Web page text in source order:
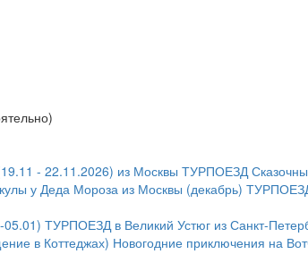
- 22.11.2026) из Москвы ТУРПОЕЗД
у Деда Мороза из Москвы (декабрь) ТУРПОЕЗД
05.01) ТУРПОЕЗД в Великий Устюг из Санкт-
в Коттеджах) Новогодние приключения на